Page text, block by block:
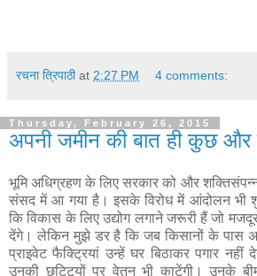
रचना त्रिपाठी at 2:27 PM 4 comments:
Thursday, February 26, 2015
अपनी जमीन की बात ही कुछ और
भूमि अधिग्रहण के लिए सरकार को और
संसद में आ गया है। इसके विरोध में आंदोलन भी
कि विकास के लिए उद्योग लगाने जरूरी हैं जो
देंगे। लेकिन मुझे डर है कि जब किसानों के पास
प्राइवेट फैक्ट्रियां उन्हें घर बिठाकर पगार नहीं
उनकी छुट्टियों पर वेतन भी काटेंगी। उनके